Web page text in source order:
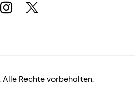
Rechte vorbehalten.